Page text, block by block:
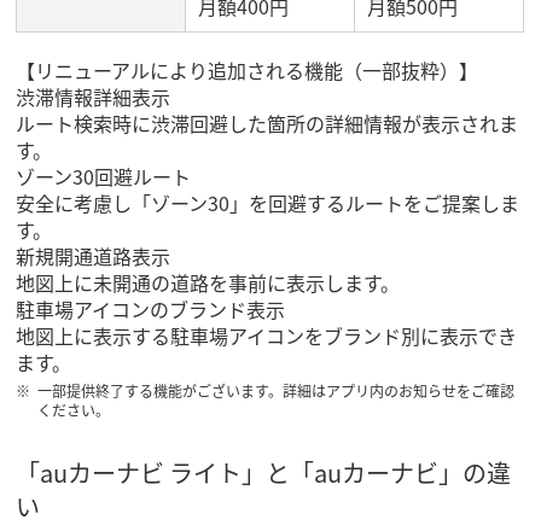
月額400円 月額500円
【リニューアルにより追加される機能（一部抜粋）】
渋滞情報詳細表示
ルート検索時に渋滞回避した箇所の詳細情報が表示されま
す。
ゾーン30回避ルート
安全に考慮し「ゾーン30」を回避するルートをご提案しま
す。
新規開通道路表示
地図上に未開通の道路を事前に表示します。
駐車場アイコンのブランド表示
地図上に表示する駐車場アイコンをブランド別に表示でき
ます。
一部提供終了する機能がございます。詳細はアプリ内のお知らせをご確認
ください。
「auカーナビ ライト」と「auカーナビ」の違
い